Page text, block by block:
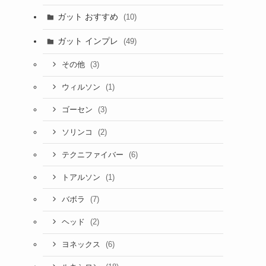
ガット おすすめ (10)
ガット インプレ (49)
その他 (3)
ウィルソン (1)
ゴーセン (3)
ソリンコ (2)
テクニファイバー (6)
トアルソン (1)
バボラ (7)
ヘッド (2)
ヨネックス (6)